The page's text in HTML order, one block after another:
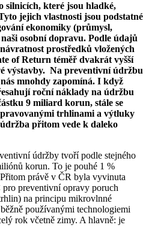
silnicích, které jsou hladké,
jejich vlastnosti jsou podstatné
ekonomiky (průmysl,
osobní dopravu. Podle údajů
prostředků vložených
of Return téměř dvakrát vyšší
výstavby. Na preventivní údržbu
mnohdy zapomíná. I když
roční náklady na údržbu
9 miliard korun, stále se
trhlinami a výtluky
přitom vede k daleko
údržby tvoří podle stejného
korun. To je pouhé 1 %
právě v ČR byla vyvinuta
preventivní opravy poruch
na principu mikrovlnné
používanými technologiemi
rok včetně zimy. A hlavně: je